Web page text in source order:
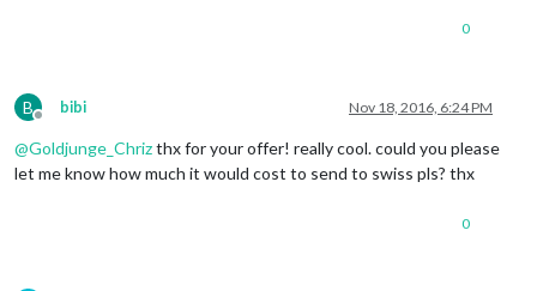
0
B
Offline
bibi Nov 18, 2016, 6:24 PM
@Goldjunge_Chrizthx for your offer! really cool. could you please
let me know how much it would cost to send to swiss pls? thx
0